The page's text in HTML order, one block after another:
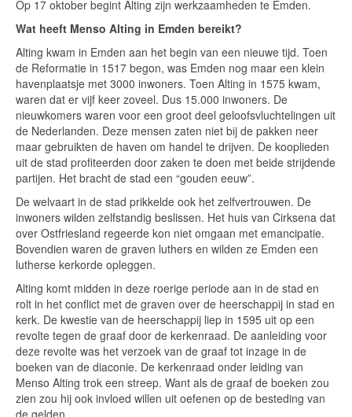
Op 17 oktober begint Alting zijn werkzaamheden te Emden.
Wat heeft Menso Alting in Emden bereikt?
Alting kwam in Emden aan het begin van een nieuwe tijd. Toen
de Reformatie in 1517 begon, was Emden nog maar een klein
havenplaatsje met 3000 inwoners. Toen Alting in 1575 kwam,
waren dat er vijf keer zoveel. Dus 15.000 inwoners. De
nieuwkomers waren voor een groot deel geloofsvluchtelingen uit
de Nederlanden. Deze mensen zaten niet bij de pakken neer
maar gebruikten de haven om handel te drijven. De kooplieden
uit de stad profiteerden door zaken te doen met beide strijdende
partijen. Het bracht de stad een “gouden eeuw”.
De welvaart in de stad prikkelde ook het zelfvertrouwen. De
inwoners wilden zelfstandig beslissen. Het huis van Cirksena dat
over Ostfriesland regeerde kon niet omgaan met emancipatie.
Bovendien waren de graven luthers en wilden ze Emden een
lutherse kerkorde opleggen.
Alting komt midden in deze roerige periode aan in de stad en
rolt in het conflict met de graven over de heerschappij in stad en
kerk. De kwestie van de heerschappij liep in 1595 uit op een
revolte tegen de graaf door de kerkenraad. De aanleiding voor
deze revolte was het verzoek van de graaf tot inzage in de
boeken van de diaconie. De kerkenraad onder leiding van
Menso Alting trok een streep. Want als de graaf de boeken zou
zien zou hij ook invloed willen uit oefenen op de besteding van